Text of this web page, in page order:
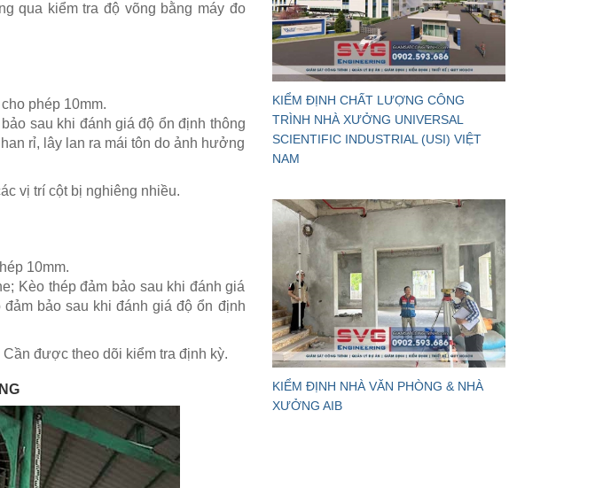
qua kiểm tra độ võng bằng máy đo
phép 10mm.
sau khi đánh giá độ ổn định thông
rỉ, lây lan ra mái tôn do ảnh hưởng
vị trí cột bị nghiêng nhiều.
10mm.
Kèo thép đảm bảo sau khi đánh giá
bảo sau khi đánh giá độ ổn định
được theo dõi kiểm tra định kỳ.
KIỂM ĐỊNH CHẤT LƯỢNG CÔNG
TRÌNH NHÀ XƯỞNG UNIVERSAL
SCIENTIFIC INDUSTRIAL (USI) VIỆT
NAM
KIỂM ĐỊNH NHÀ VĂN PHÒNG & NHÀ
XƯỞNG AIB